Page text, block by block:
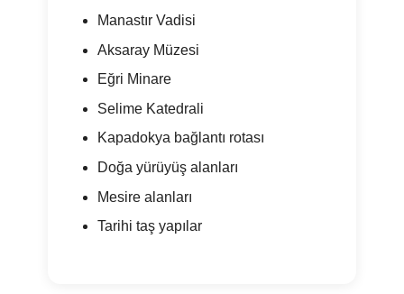
Manastır Vadisi
Aksaray Müzesi
Eğri Minare
Selime Katedrali
Kapadokya bağlantı rotası
Doğa yürüyüş alanları
Mesire alanları
Tarihi taş yapılar